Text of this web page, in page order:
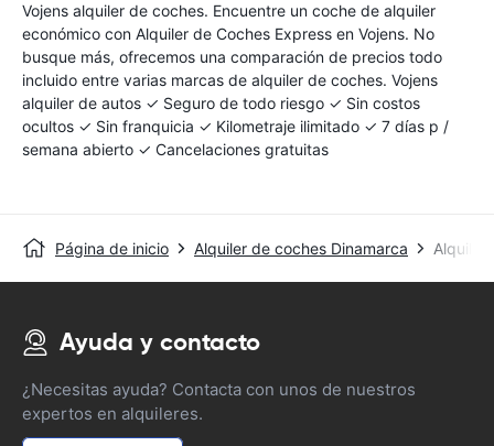
Vojens alquiler de coches. Encuentre un coche de alquiler
económico con Alquiler de Coches Express en Vojens. No
busque más, ofrecemos una comparación de precios todo
incluido entre varias marcas de alquiler de coches. Vojens
alquiler de autos ✓ Seguro de todo riesgo ✓ Sin costos
ocultos ✓ Sin franquicia ✓ Kilometraje ilimitado ✓ 7 días p /
semana abierto ✓ Cancelaciones gratuitas
Página de inicio Alquiler de coches Dinamarca Alquiler
Ayuda y contacto
¿Necesitas ayuda? Contacta con unos de nuestros
expertos en alquileres.